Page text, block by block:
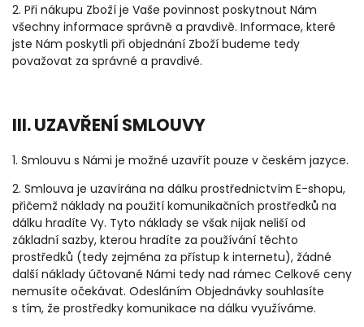
2. Při nákupu Zboží je Vaše povinnost poskytnout Nám
všechny informace správně a pravdivě. Informace, které
jste Nám poskytli při objednání Zboží budeme tedy
považovat za správné a pravdivé.
III. UZAVŘENÍ SMLOUVY
1. Smlouvu s Námi je možné uzavřít pouze v českém jazyce.
2. Smlouva je uzavírána na dálku prostřednictvím E-shopu,
přičemž náklady na použití komunikačních prostředků na
dálku hradíte Vy. Tyto náklady se však nijak neliší od
základní sazby, kterou hradíte za používání těchto
prostředků (tedy zejména za přístup k internetu), žádné
další náklady účtované Námi tedy nad rámec Celkové ceny
nemusíte očekávat. Odesláním Objednávky souhlasíte
s tím, že prostředky komunikace na dálku využíváme.